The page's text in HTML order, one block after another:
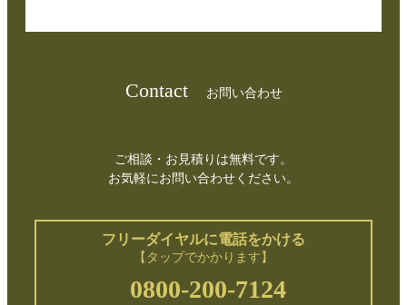
Contact お問い合わせ
ご相談・お見積りは無料です。
お気軽にお問い合わせください。
フリーダイヤルに電話をかける
【タップでかかります】
0800-200-7124